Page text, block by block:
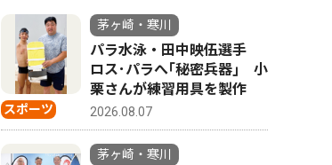
スポーツ
茅ヶ崎・寒川
パラ水泳・田中映伍選手
ロス･パラへ｢秘密兵器｣ 小
栗さんが練習用具を製作
2026.08.07
茅ヶ崎・寒川